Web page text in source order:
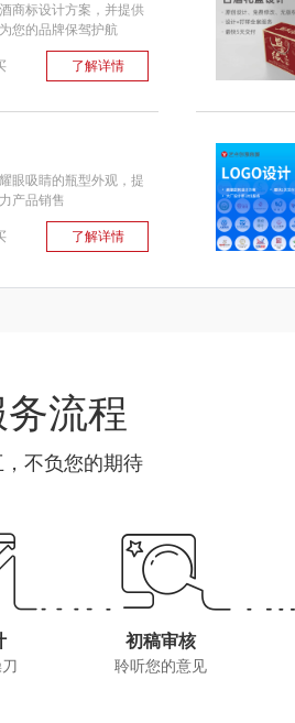
商标设计方案，并提供
您的品牌保驾护航
了解详情
眼吸睛的瓶型外观，提
产品销售
了解详情
流程
不负您的期待
初稿审核
聆听您的意见